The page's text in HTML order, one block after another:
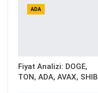
ADA
Fiyat Analizi: DOGE,
TON, ADA, AVAX, SHIB